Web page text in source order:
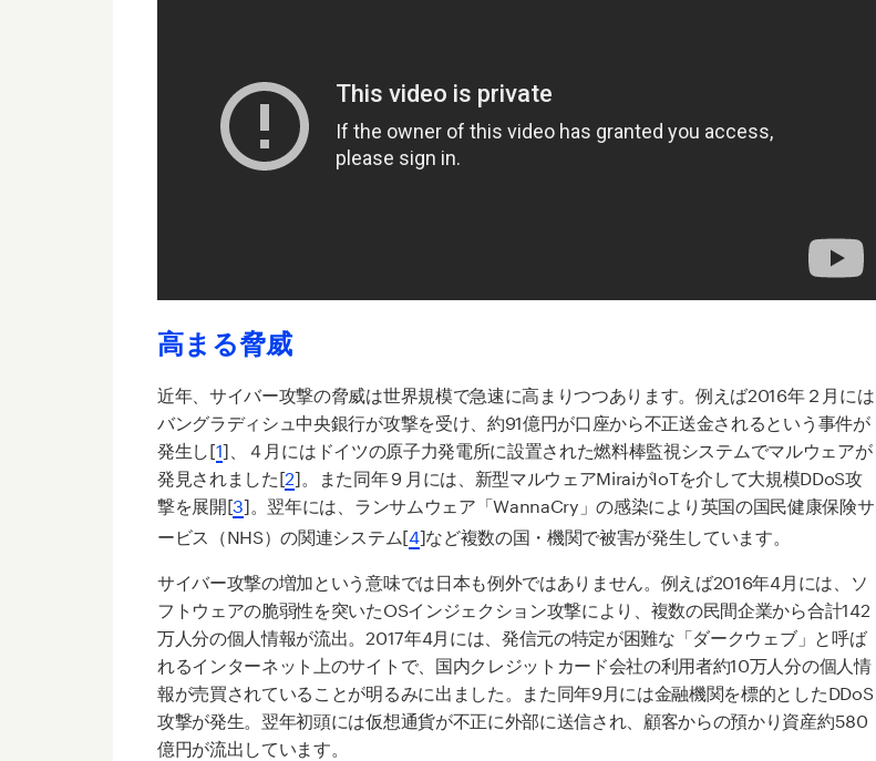
高まる脅威
近年、サイバー攻撃の脅威は世界規模で急速に高まりつつあります。例えば2016年２月には
バングラディシュ中央銀行が攻撃を受け、約91億円が口座から不正送金されるという事件が
発生し[1]、４月にはドイツの原子力発電所に設置された燃料棒監視システムでマルウェアが
発見されました[2]。また同年９月には、新型マルウェアMiraiがIoTを介して大規模DDoS攻
撃を展開[3]。翌年には、ランサムウェア「WannaCry」の感染により英国の国民健康保険サ
ービス（NHS）の関連システム[4]など複数の国・機関で被害が発生しています。
サイバー攻撃の増加という意味では日本も例外ではありません。例えば2016年4月には、ソ
フトウェアの脆弱性を突いたOSインジェクション攻撃により、複数の民間企業から合計142
万人分の個人情報が流出。2017年4月には、発信元の特定が困難な「ダークウェブ」と呼ば
れるインターネット上のサイトで、国内クレジットカード会社の利用者約10万人分の個人情
報が売買されていることが明るみに出ました。また同年9月には金融機関を標的としたDDoS
攻撃が発生。翌年初頭には仮想通貨が不正に外部に送信され、顧客からの預かり資産約580
億円が流出しています。